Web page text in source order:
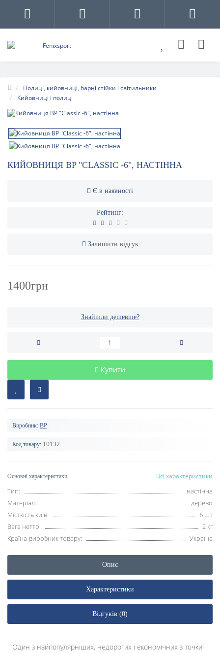
Полиці, кийовниці, барні стійки і світильники
Кийовниці і полиці
КИЙОВНИЦЯ BP "CLASSIC -6", НАСТІННА
Є в наявності
Рейтинг:
Залишити відгук
1400грн
Знайшли дешевше?
Купити
Виробник: BP
Код товару: 10132
Основні характеристики Всі характеристики
Тип:
настінна
Матеріал:
дерево
Місткість київ:
6 шт
Вага нетто:
2 кг
Країна-виробник товару:
Україна
Опис
Характеристики
Відгуків (0)
Один з найпопулярніших, недорогих і економічних з точки